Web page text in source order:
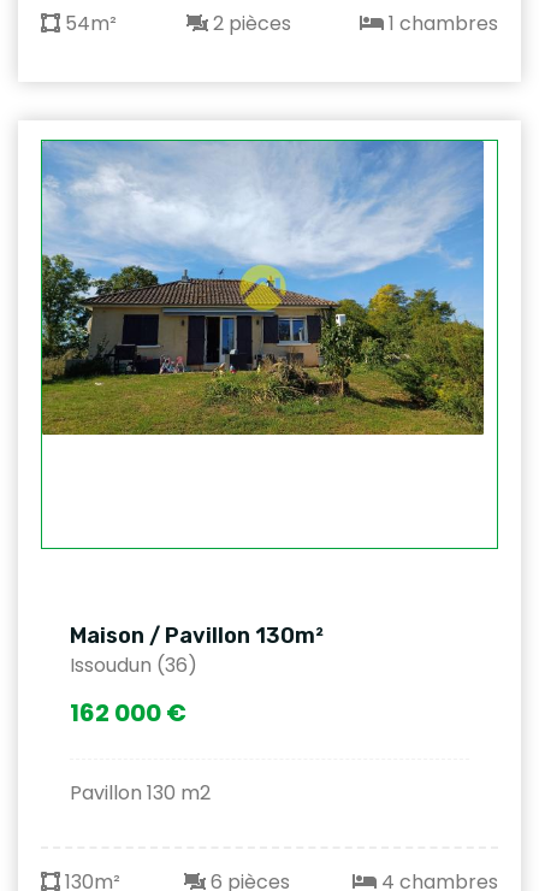
54m² 2 pièces 1 chambres
Maison / Pavillon 130m²
Issoudun (36)
162 000 €
Pavillon 130 m2
130m² 6 pièces 4 chambres